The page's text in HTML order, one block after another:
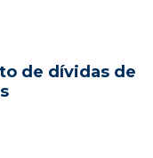
de dívidas de